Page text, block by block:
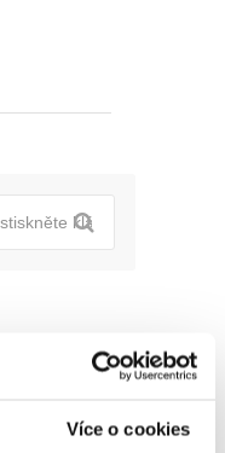
Více o cookies